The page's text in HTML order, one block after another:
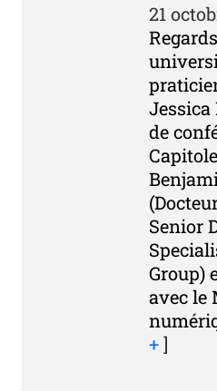
21
de
Senior
Group)
avec le
+]